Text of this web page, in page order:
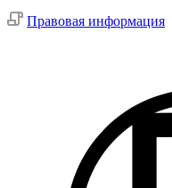
Правовая информация